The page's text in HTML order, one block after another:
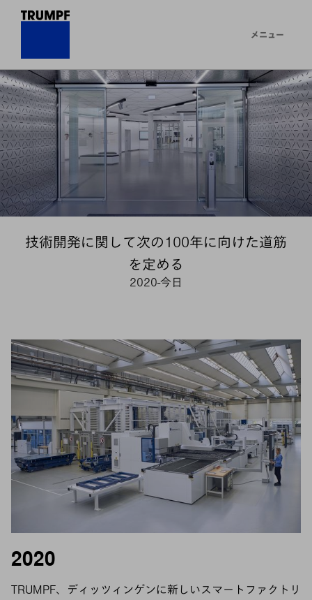
メニュー
技術開発に関して次の100年に向けた道筋
を定める
2020-今日
2020
TRUMPF、ディッツィンゲンに新しいスマートファクトリ